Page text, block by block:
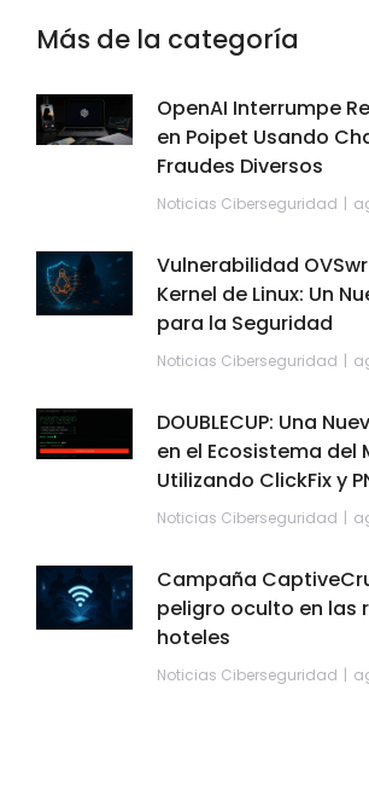
Más de la categoría
OpenAI Interrumpe
en Poipet Usando
Fraudes Diversos
Noticias Ciberseguridad
Vulnerabilidad
Kernel de Linux: Un
para la Seguridad
Noticias Ciberseguridad
DOUBLECUP: Una
en el Ecosistema del
Utilizando ClickFix y
Noticias Ciberseguridad
Campaña
peligro oculto en las
hoteles
Noticias Ciberseguridad